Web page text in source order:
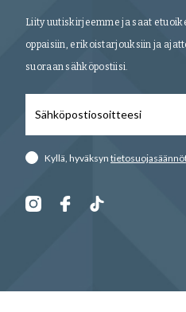
Liity uutiskirjeemme ja saat
oppaisiin, erikoistarjouksiin ja
suoraan sähköpostiisi.
Kyllä, hyväksyn